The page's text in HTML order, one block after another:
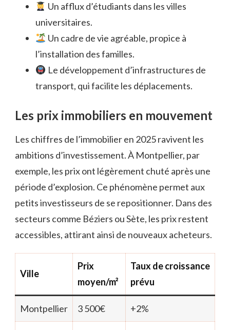
Un afflux d’étudiants dans les villes
universitaires.
Un cadre de vie agréable, propice à
l’installation des familles.
Le développement d’infrastructures de
transport, qui facilite les déplacements.
Les prix immobiliers en mouvement
Les chiffres de l’immobilier en 2025 ravivent les
ambitions d’investissement. À Montpellier, par
exemple, les prix ont légèrement chuté après une
période d’explosion. Ce phénomène permet aux
petits investisseurs de se repositionner. Dans des
secteurs comme Béziers ou Sète, les prix restent
accessibles, attirant ainsi de nouveaux acheteurs.
Ville
Prix
moyen/m²
Taux de croissance
prévu
Montpellier 3 500€ +2%